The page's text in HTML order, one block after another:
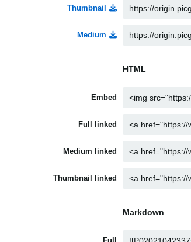
Thumbnail
Medium
HTML
Embed
Full linked
Medium linked
Thumbnail linked
Markdown